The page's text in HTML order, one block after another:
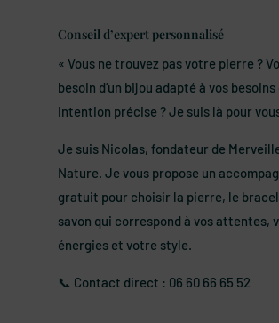
Conseil d’expert personnalisé
« Vous ne trouvez pas votre pierre ?
besoin d’un bijou adapté à vos besoins
intention précise ? Je suis là pour
Je suis Nicolas, fondateur de
Nature. Je vous propose un
gratuit pour choisir la pierre, le
savon qui correspond à vos attentes,
énergies et votre style.
📞 Contact direct : 06 60 66 65 52